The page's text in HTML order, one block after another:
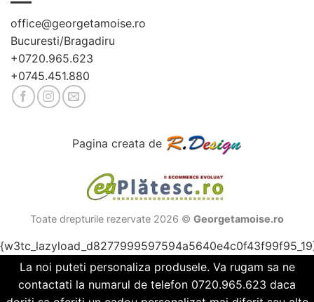
office@georgetamoise.ro
Bucuresti/Bragadiru
+0720.965.623
+0745.451.880
Pagina creata de
Toate drepturile rezervate 2026 © Georgetamoise.ro
La noi puteti personaliza produsele. Va rugam sa ne
contactati la numarul de telefon 0720.965.623 daca